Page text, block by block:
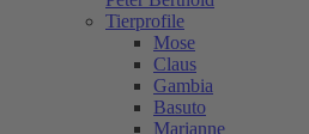
Tierprofile
Mose
Claus
Gambia
Basuto
Marianne